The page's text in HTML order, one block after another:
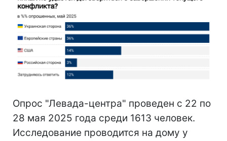
Опрос "Левада-центра" проведен с 22 по
28 мая 2025 года среди 1613 человек.
Исследование проводится на дому у